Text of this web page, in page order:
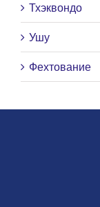
Тхэквондо
Ушу
Фехтование